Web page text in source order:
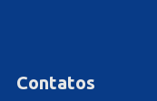
Contatos